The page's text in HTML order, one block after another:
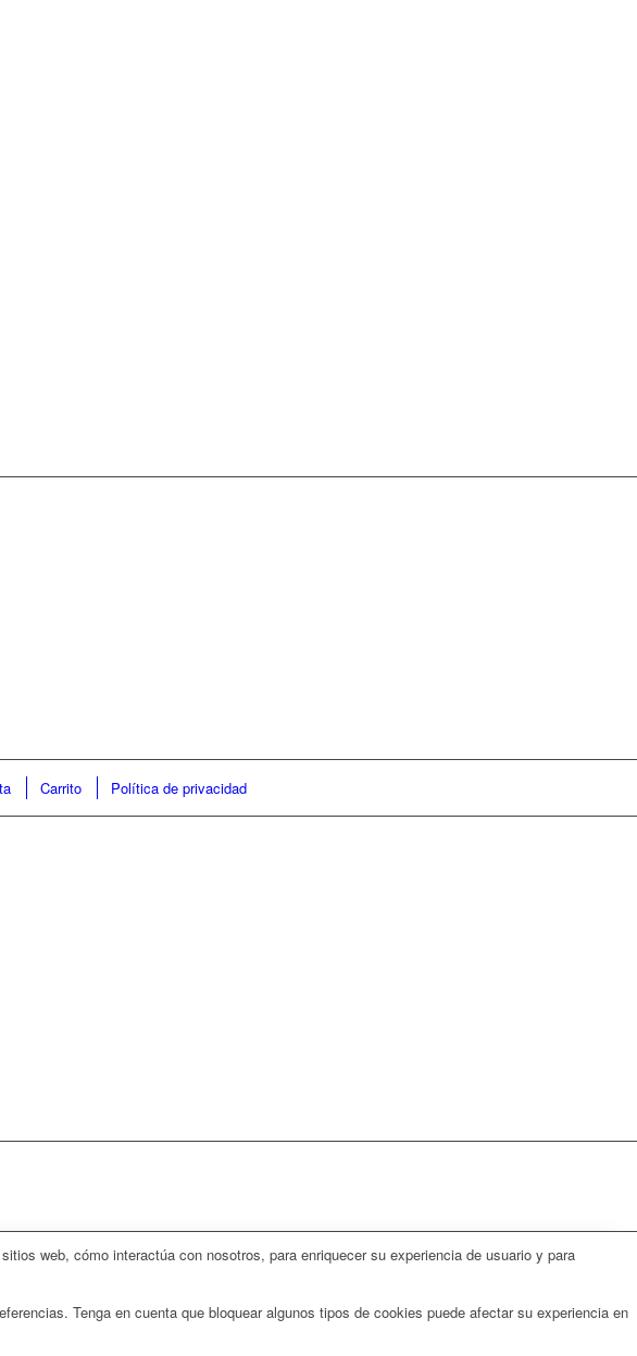
Carrito Política de privacidad
web, cómo interactúa con nosotros, para enriquecer su experiencia de usuario y para
Tenga en cuenta que bloquear algunos tipos de cookies puede afectar su experiencia en